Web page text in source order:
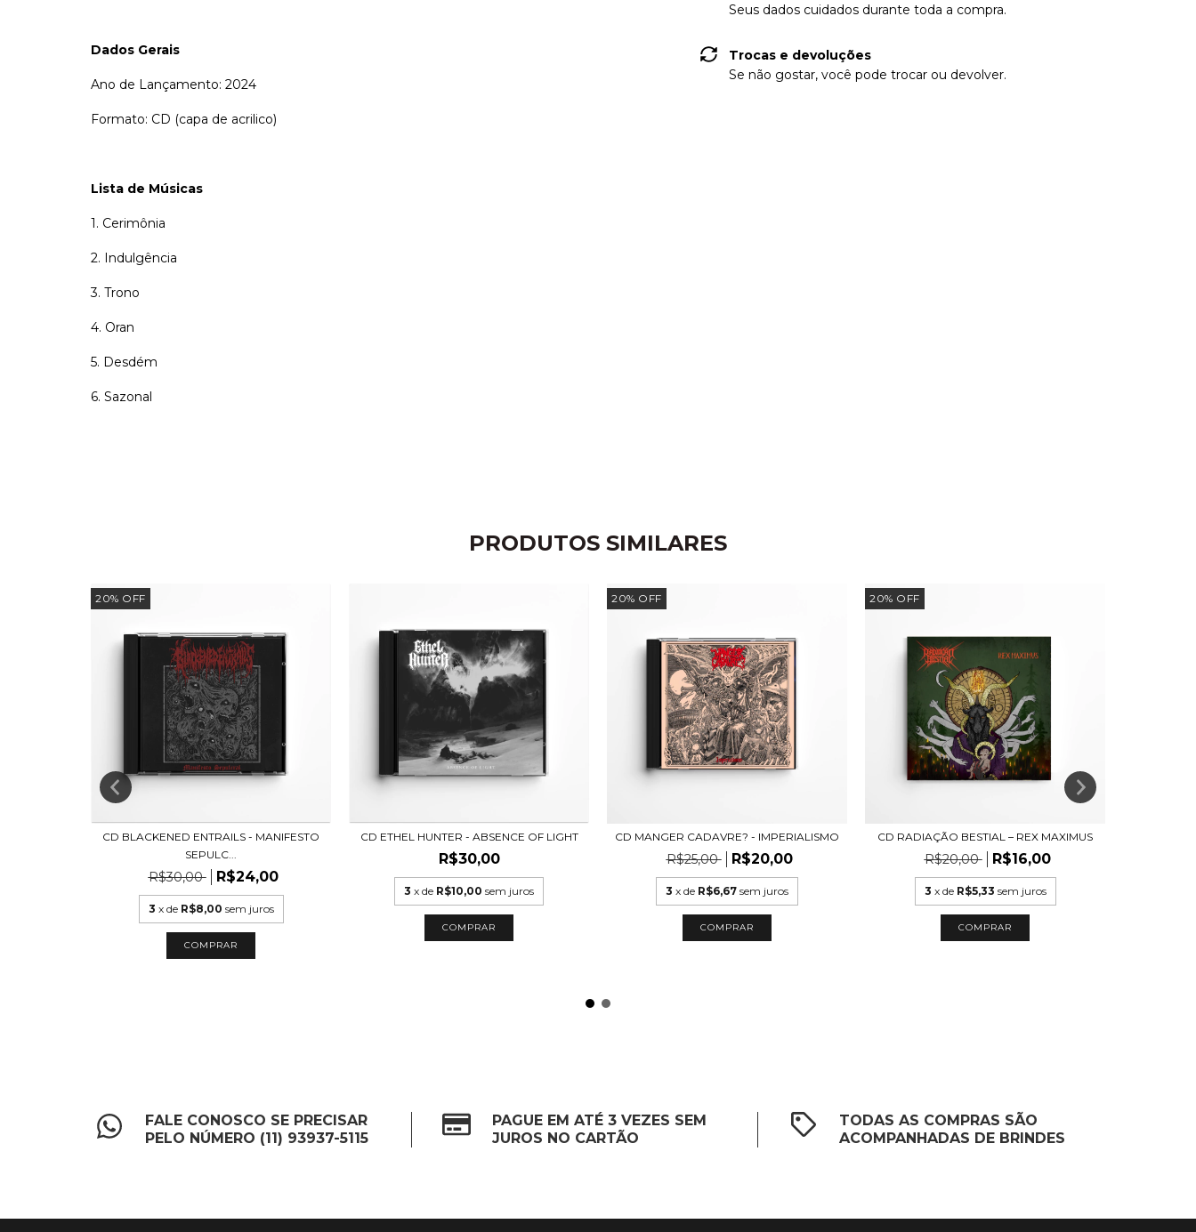
Dados Gerais
Ano de Lançamento: 2024
Formato: CD (capa de acrilico)
Lista de Músicas
1. Cerimônia
2. Indulgência
3. Trono
4. Oran
5. Desdém
6. Sazonal
Seus dados cuidados durante toda a compra.
Trocas e devoluções
Se não gostar, você pode trocar ou devolver.
PRODUTOS SIMILARES
20% OFF
CD BLACKENED ENTRAILS - MANIFESTO
SEPULC...
R$30,00 R$24,00
3 x de R$8,00 sem juros
CD ETHEL HUNTER - ABSENCE OF LIGHT
R$30,00
3 x de R$10,00 sem juros
20% OFF
CD MANGER CADAVRE? - IMPERIALISMO
R$25,00 R$20,00
3 x de R$6,67 sem juros
20% OFF
CD RADIAÇÃO BESTIAL – REX MAXIMUS
R$20,00 R$16,00
3 x de R$5,33 sem juros
FALE CONOSCO SE PRECISAR
PELO NÚMERO (11) 93937-5115
PAGUE EM ATÉ 3 VEZES SEM
JUROS NO CARTÃO
TODAS AS COMPRAS SÃO
ACOMPANHADAS DE BRINDES